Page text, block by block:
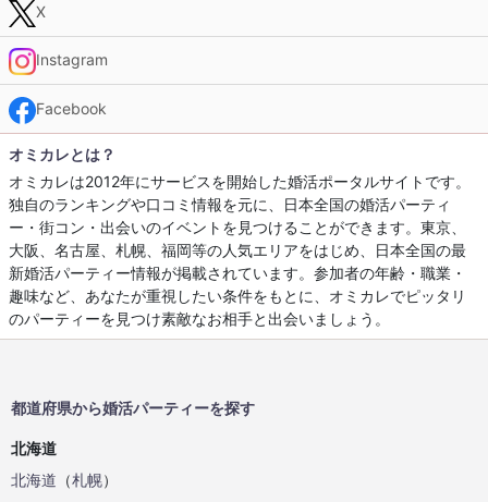
X
Instagram
Facebook
オミカレとは？
オミカレは2012年にサービスを開始した婚活ポータルサイトです。
独自のランキングや口コミ情報を元に、日本全国の婚活パーティ
ー・街コン・出会いのイベントを見つけることができます。東京、
大阪、名古屋、札幌、福岡等の人気エリアをはじめ、日本全国の最
新婚活パーティー情報が掲載されています。参加者の年齢・職業・
趣味など、あなたが重視したい条件をもとに、オミカレでピッタリ
のパーティーを見つけ素敵なお相手と出会いましょう。
都道府県から婚活パーティーを探す
北海道
北海道 （札幌）